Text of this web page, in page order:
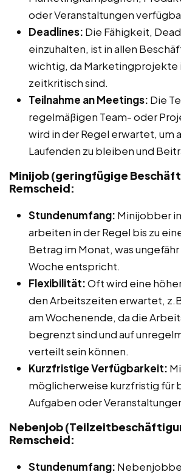
oder Veranstaltungen
Deadlines: Die Fähigkeit,
einzuhalten, ist in allen
wichtig, da Marketingprojekte
zeitkritisch sind.
Teilnahme an Meetings: Die
regelmäßigen Team- oder
wird in der Regel erwartet, um
Laufenden zu bleiben und
Minijob (geringfügige
Remscheid:
Stundenumfang: Minijobber
arbeiten in der Regel bis zu
Betrag im Monat, was
Woche entspricht.
Flexibilität:Oft wird eine
den Arbeitszeiten erwartet,
am Wochenende, da die
begrenzt sind und auf
verteilt sein können.
Kurzfristige Verfügbarkeit:
möglicherweise kurzfristig für
Aufgaben oder
Nebenjob
Remscheid:
Stundenumfang: